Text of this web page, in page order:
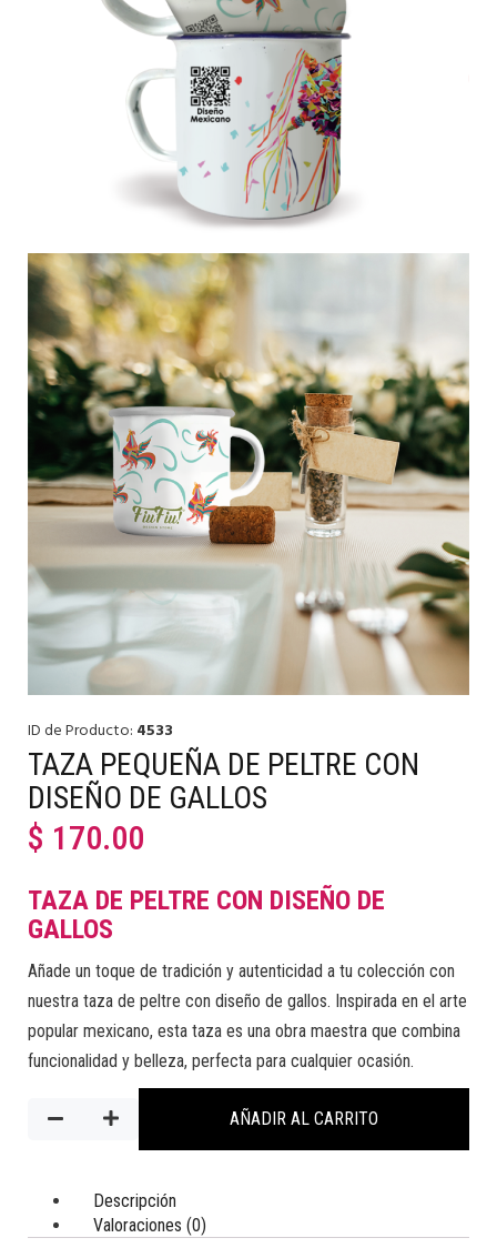
ID de Producto: 4533
TAZA PEQUEÑA DE PELTRE CON
DISEÑO DE GALLOS
$ 170.00
TAZA DE PELTRE CON DISEÑO DE
GALLOS
Añade un toque de tradición y autenticidad a tu colección con
nuestra taza de peltre con diseño de gallos. Inspirada en el arte
popular mexicano, esta taza es una obra maestra que combina
funcionalidad y belleza, perfecta para cualquier ocasión.
AÑADIR AL CARRITO
Descripción
Valoraciones (0)